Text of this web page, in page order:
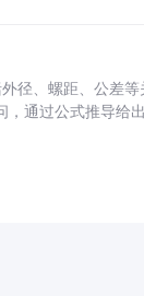
径、螺距、公差
，通过公式推导